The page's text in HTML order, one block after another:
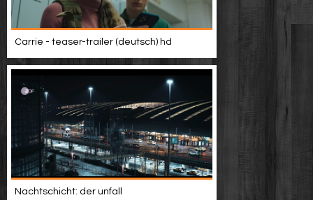
Carrie - teaser-trailer (deutsch) hd
Nachtschicht: der unfall